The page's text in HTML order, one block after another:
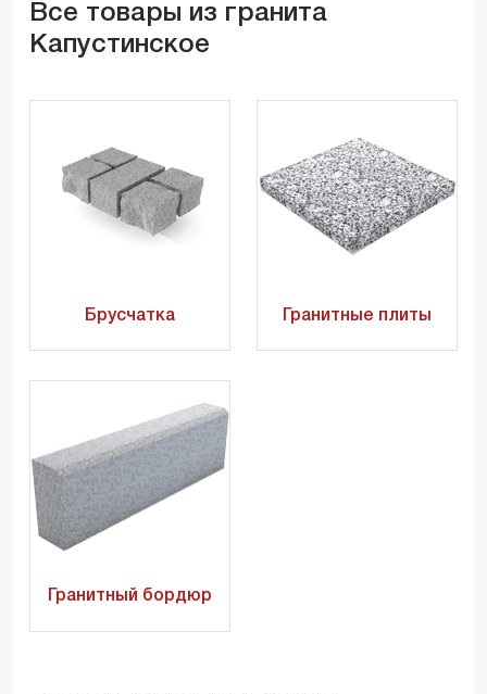
Все товары из гранита
Капустинское
Брусчатка Гранитные плиты
Гранитный бордюр